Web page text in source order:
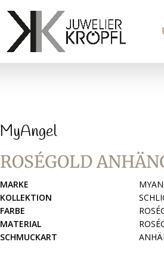
MyAngel
ROSÉGOLD
MARKE
KOLLEKTION
FARBE
MATERIAL
SCHMUCKART